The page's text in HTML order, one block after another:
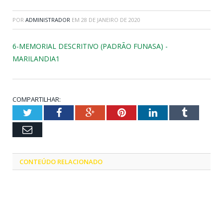
POR ADMINISTRADOR EM 28 DE JANEIRO DE 2020
6-MEMORIAL DESCRITIVO (PADRÃO FUNASA) -
MARILANDIA1
COMPARTILHAR:
TwitterFacebookGoogle+PinterestLinkedInTumblr
Email
CONTEÚDO RELACIONADO